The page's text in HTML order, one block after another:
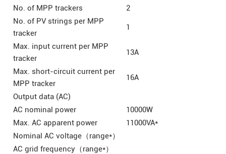
No. of MPP trackers
2
No. of PV strings per MPP
tracker
1
Max. input current per MPP
tracker
13A
Max. short-circuit current per
MPP tracker
16A
Output data (AC)
AC nominal power
10000W
Max. AC apparent power
11000VA*
Nominal AC voltage（range*）
AC grid frequency（range*）